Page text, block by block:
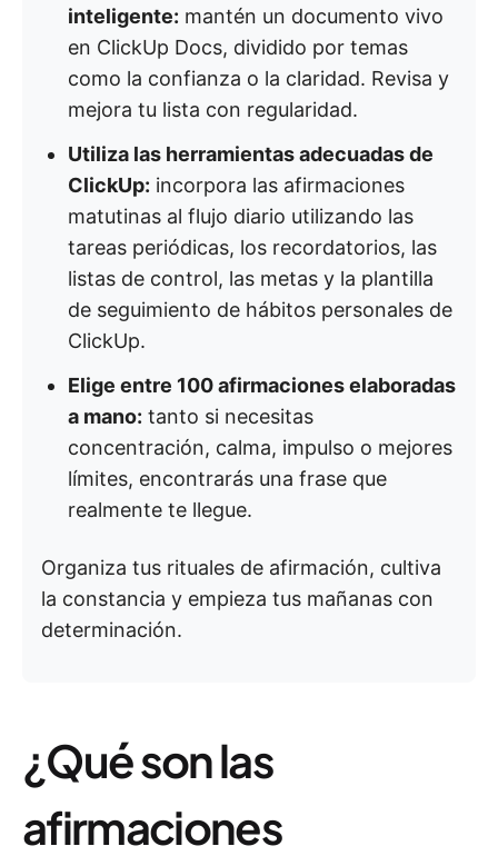
inteligente: mantén un documento vivo
en ClickUp Docs, dividido por temas
como la confianza o la claridad. Revisa y
mejora tu lista con regularidad.
Utiliza las herramientas adecuadas de
ClickUp: incorpora las afirmaciones
matutinas al flujo diario utilizando las
tareas periódicas, los recordatorios, las
listas de control, las metas y la plantilla
de seguimiento de hábitos personales de
ClickUp.
Elige entre 100 afirmaciones elaboradas
a mano: tanto si necesitas
concentración, calma, impulso o mejores
límites, encontrarás una frase que
realmente te llegue.
Organiza tus rituales de afirmación, cultiva
la constancia y empieza tus mañanas con
determinación.
¿Qué son las
afirmaciones